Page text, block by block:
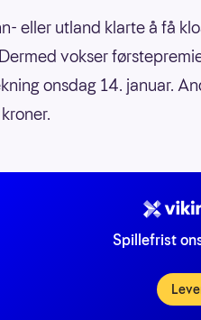
eller utland klarte å få
vokser
onsdag 14. januar.
Spillefrist